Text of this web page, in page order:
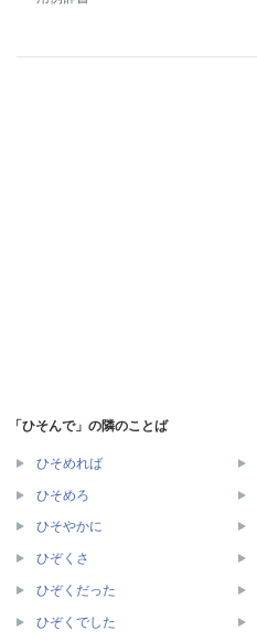
「ひそんで」の隣のことば
ひそめれば
ひそめろ
ひそやかに
ひぞくさ
ひぞくだった
ひぞくでした